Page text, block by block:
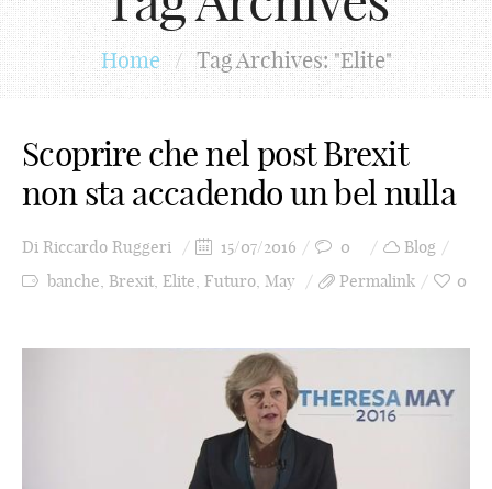
Home / Tag Archives: "Elite"
Scoprire che nel post Brexit
non sta accadendo un bel nulla
Di Riccardo Ruggeri 15/07/2016 0
Blog
banche, Brexit, Elite, Futuro, May Permalink 0